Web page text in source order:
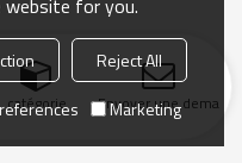
catégorie Envoyer une
Reject All
Marketing